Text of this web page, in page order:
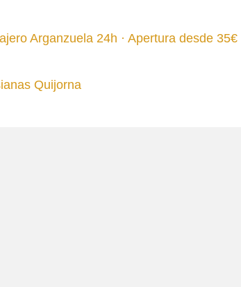
Arganzuela 24h · Apertura desde
Quijorna